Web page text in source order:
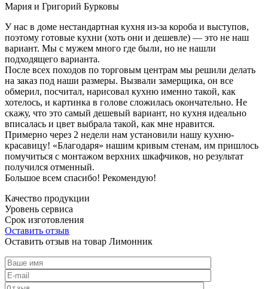
Мария и Григорий Бурковы
У нас в доме нестандартная кухня из-за короба и выступов,
поэтому готовые кухни (хоть они и дешевле) — это не наш
вариант. Мы с мужем много где были, но не нашли
подходящего варианта.
После всех походов по торговым центрам мы решили делать
на заказ под наши размеры. Вызвали замерщика, он все
обмерил, посчитал, нарисовал кухню именно такой, как
хотелось, и картинка в голове сложилась окончательно. Не
скажу, что это самый дешевый вариант, но кухня идеально
вписалась и цвет выбрала такой, как мне нравится.
Примерно через 2 недели нам установили нашу кухню-
красавицу! «Благодаря» нашим кривым стенам, им пришлось
помучиться с монтажом верхних шкафчиков, но результат
получился отменный.
Большое всем спасибо! Рекомендую!
Качество продукции
Уровень сервиса
Срок изготовления
Оставить отзыв
Оставить отзыв на товар Лимонник